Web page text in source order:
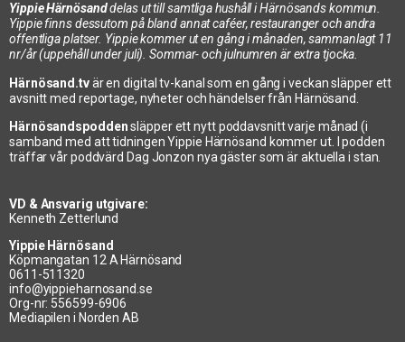
Yippie Härnösanddelas ut till samtliga hushåll i Härnösands kommun.
Yippie finns dessutom på bland annat caféer, restauranger och andra
offentliga platser. Yippie kommer ut en gång i månaden, sammanlagt 11
nr/år (uppehåll under juli). Sommar- och julnumren är extra tjocka.
Härnösand.tvär en digital tv-kanal som en gång i veckan släpper ett
avsnitt med reportage, nyheter och händelser från Härnösand.
Härnösandspoddensläpper ett nytt poddavsnitt varje månad (i
samband med att tidningen Yippie Härnösand kommer ut. I podden
träffar vår poddvärd Dag Jonzon nya gäster som är aktuella i stan.
VD & Ansvarig utgivare:
Kenneth Zetterlund
Yippie Härnösand
Köpmangatan 12 A Härnösand
0611-511320
info@yippieharnosand.se
Org-nr: 556599-6906
Mediapilen i Norden AB